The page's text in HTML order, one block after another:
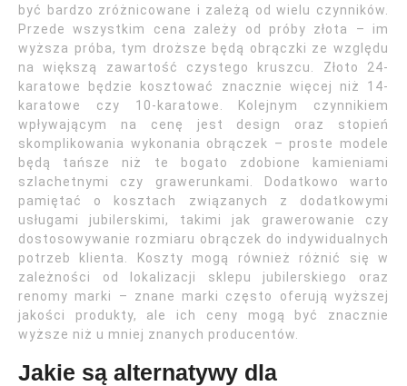
być bardzo zróżnicowane i zależą od wielu czynników.
Przede wszystkim cena zależy od próby złota – im
wyższa próba, tym droższe będą obrączki ze względu
na większą zawartość czystego kruszcu. Złoto 24-
karatowe będzie kosztować znacznie więcej niż 14-
karatowe czy 10-karatowe. Kolejnym czynnikiem
wpływającym na cenę jest design oraz stopień
skomplikowania wykonania obrączek – proste modele
będą tańsze niż te bogato zdobione kamieniami
szlachetnymi czy grawerunkami. Dodatkowo warto
pamiętać o kosztach związanych z dodatkowymi
usługami jubilerskimi, takimi jak grawerowanie czy
dostosowywanie rozmiaru obrączek do indywidualnych
potrzeb klienta. Koszty mogą również różnić się w
zależności od lokalizacji sklepu jubilerskiego oraz
renomy marki – znane marki często oferują wyższej
jakości produkty, ale ich ceny mogą być znacznie
wyższe niż u mniej znanych producentów.
Jakie są alternatywy dla